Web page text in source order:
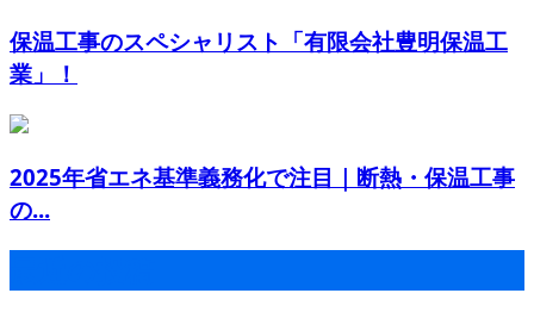
保温工事のスペシャリスト「有限会社豊明保温工
業」！
2025年省エネ基準義務化で注目｜断熱・保温工事
の...